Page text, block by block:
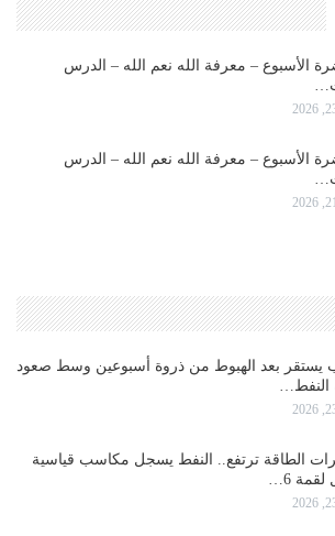
الأسبوع – معرفة الله نعم الله – الدرس
الأسبوع – معرفة الله نعم الله – الدرس
يستقر بعد الهبوط من ذروة أسبوعين وسط صعود
الطاقة ترتفع.. النفط يسجل مكاسب قياسية
6…